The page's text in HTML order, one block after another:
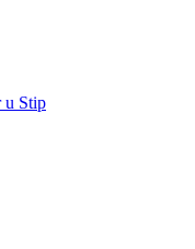
u Stip